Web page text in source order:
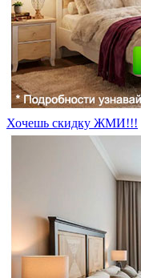
Хочешь скидку ЖМИ!!!